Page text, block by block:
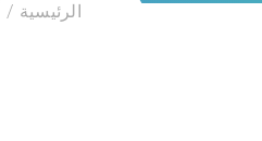
الرئيسية